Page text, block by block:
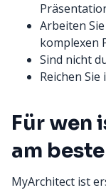
Arbeiten
komplexen
Sind nicht
Reichen
Für wen
am
MyArchitect ist